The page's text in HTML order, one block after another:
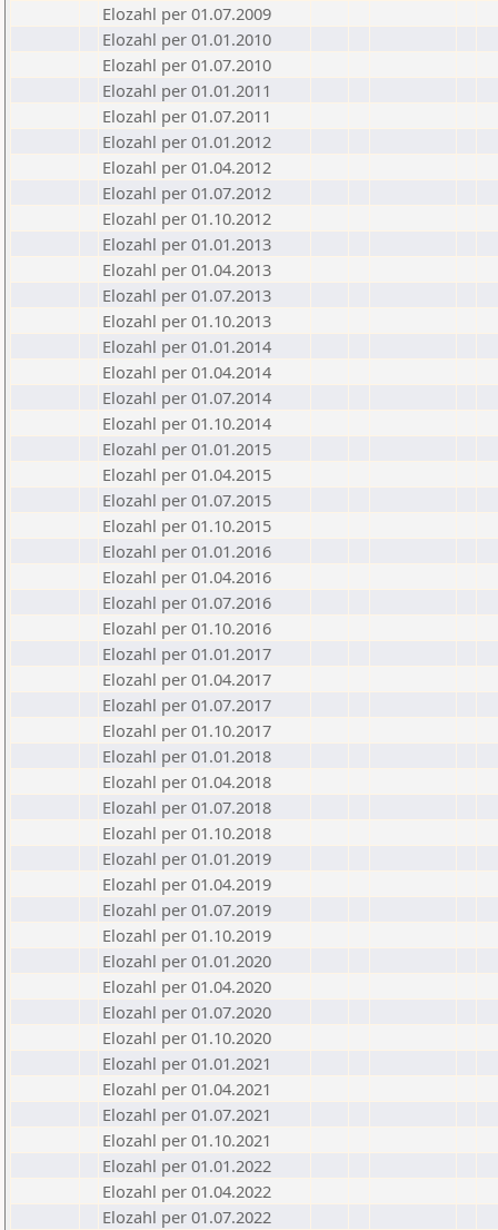
Elozahl per 01.07.2009
Elozahl per 01.01.2010
Elozahl per 01.07.2010
Elozahl per 01.01.2011
Elozahl per 01.07.2011
Elozahl per 01.01.2012
Elozahl per 01.04.2012
Elozahl per 01.07.2012
Elozahl per 01.10.2012
Elozahl per 01.01.2013
Elozahl per 01.04.2013
Elozahl per 01.07.2013
Elozahl per 01.10.2013
Elozahl per 01.01.2014
Elozahl per 01.04.2014
Elozahl per 01.07.2014
Elozahl per 01.10.2014
Elozahl per 01.01.2015
Elozahl per 01.04.2015
Elozahl per 01.07.2015
Elozahl per 01.10.2015
Elozahl per 01.01.2016
Elozahl per 01.04.2016
Elozahl per 01.07.2016
Elozahl per 01.10.2016
Elozahl per 01.01.2017
Elozahl per 01.04.2017
Elozahl per 01.07.2017
Elozahl per 01.10.2017
Elozahl per 01.01.2018
Elozahl per 01.04.2018
Elozahl per 01.07.2018
Elozahl per 01.10.2018
Elozahl per 01.01.2019
Elozahl per 01.04.2019
Elozahl per 01.07.2019
Elozahl per 01.10.2019
Elozahl per 01.01.2020
Elozahl per 01.04.2020
Elozahl per 01.07.2020
Elozahl per 01.10.2020
Elozahl per 01.01.2021
Elozahl per 01.04.2021
Elozahl per 01.07.2021
Elozahl per 01.10.2021
Elozahl per 01.01.2022
Elozahl per 01.04.2022
Elozahl per 01.07.2022